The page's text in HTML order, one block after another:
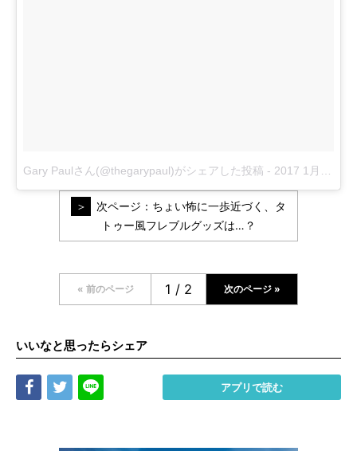
Gary Paulさん(@thegarypaul)がシェアした投稿 - 2017 1月 27 8:16午後 PST
次ページ：ちょい怖に一歩近づく、タ
トゥー風フレブルグッズは…？
次のページ »
1 / 2 次のページ »
« 前のページ
いいなと思ったらシェア
Share Tweet アプリで読む